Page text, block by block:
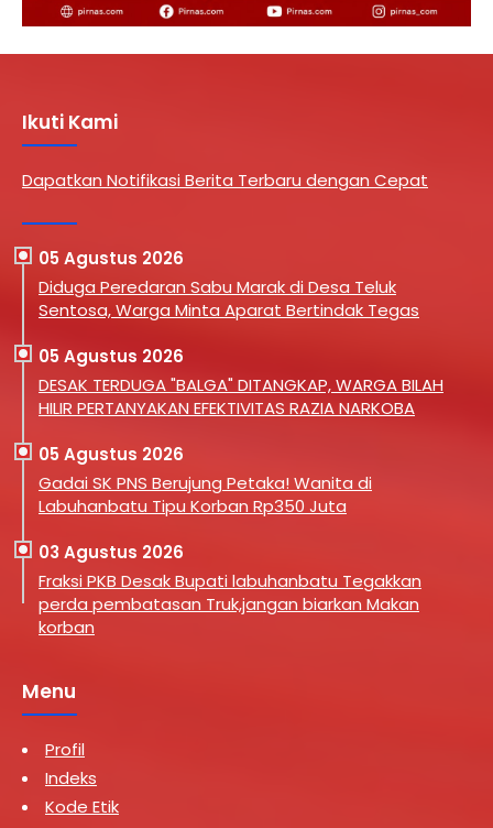
Ikuti Kami
Dapatkan Notifikasi Berita Terbaru dengan Cepat
05 Agustus 2026
Diduga Peredaran Sabu Marak di Desa Teluk
Sentosa, Warga Minta Aparat Bertindak Tegas
05 Agustus 2026
DESAK TERDUGA "BALGA" DITANGKAP, WARGA BILAH
HILIR PERTANYAKAN EFEKTIVITAS RAZIA NARKOBA
05 Agustus 2026
Gadai SK PNS Berujung Petaka! Wanita di
Labuhanbatu Tipu Korban Rp350 Juta
03 Agustus 2026
Fraksi PKB Desak Bupati labuhanbatu Tegakkan
perda pembatasan Truk,jangan biarkan Makan
korban
Menu
Profil
Indeks
Kode Etik